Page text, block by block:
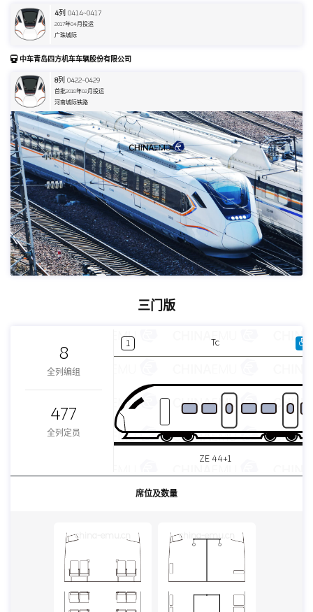
4列 0414~0417
2017年04月投运
广珠城际
中车青岛四方机车车辆股份有限公司
8列 0422~0429
首批2018年02月投运
河南城际铁路
三门版
8
全列编组
477
全列定员
1 Tc
ZE 44+1
席位及数量
china-emu.cn china-emu.cn